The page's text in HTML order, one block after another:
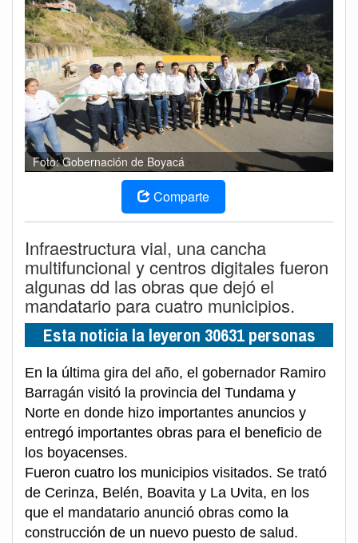
Foto: Gobernación de Boyacá
Comparte
Infraestructura vial, una cancha
multifuncional y centros digitales fueron
algunas dd las obras que dejó el
mandatario para cuatro municipios.
Esta noticia la leyeron 30631 personas
En la última gira del año, el gobernador Ramiro
Barragán visitó la provincia del Tundama y
Norte en donde hizo importantes anuncios y
entregó importantes obras para el beneficio de
los boyacenses.
Fueron cuatro los municipios visitados. Se trató
de Cerinza, Belén, Boavita y La Uvita, en los
que el mandatario anunció obras como la
construcción de un nuevo puesto de salud.